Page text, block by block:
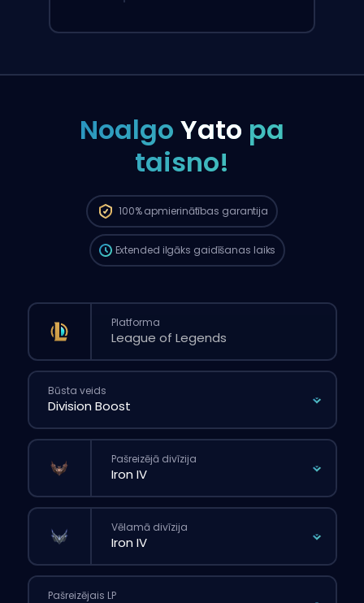
Noalgo Yato pa
taisno!
100%apmierinātības garantija
Pasūtījums automātiski tiks piešķirts šim
ilgāks nekā tad, ja tu veiktu parasto
pasūtījumu caur mājaslapu.
Extended ilgāks gaidīšanas laiks
Platforma
Būsta veids
Pašreizējā divīzija
Vēlamā divīzija
Pašreizējais LP